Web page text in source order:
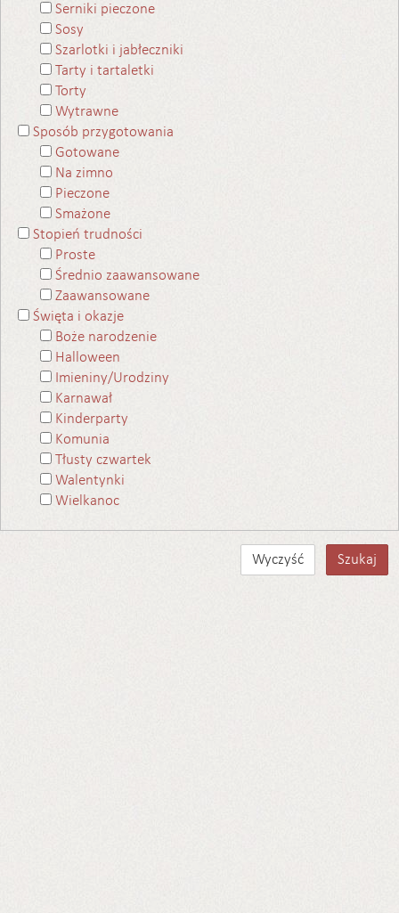
Serniki pieczone
Sosy
Szarlotki i jabłeczniki
Tarty i tartaletki
Torty
Wytrawne
Sposób przygotowania
Gotowane
Na zimno
Pieczone
Smażone
Stopień trudności
Proste
Średnio zaawansowane
Zaawansowane
Święta i okazje
Boże narodzenie
Halloween
Imieniny/Urodziny
Karnawał
Kinderparty
Komunia
Tłusty czwartek
Walentynki
Wielkanoc